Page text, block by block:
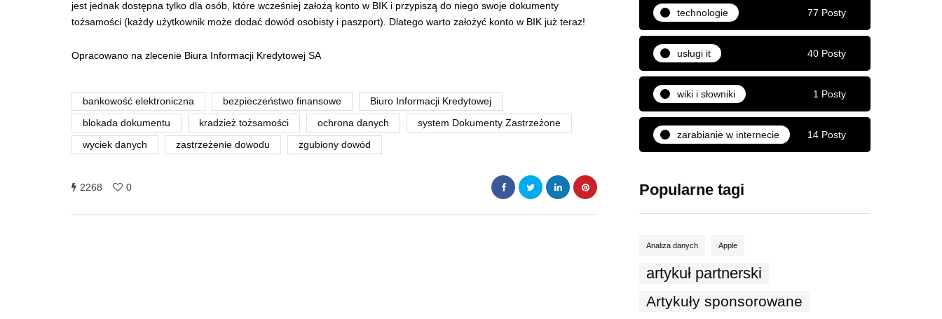
jest jednak dostępna tylko dla osób, które wcześniej założą konto w BIK i przypiszą do niego swoje dokumenty
tożsamości (każdy użytkownik może dodać dowód osobisty i paszport). Dlatego warto założyć konto w BIK już teraz!
Opracowano na zlecenie Biura Informacji Kredytowej SA
bankowość elektroniczna bezpieczeństwo finansowe Biuro Informacji Kredytowej
blokada dokumentu kradzież tożsamości ochrona danych system Dokumenty Zastrzeżone
wyciek danych zastrzeżenie dowodu zgubiony dowód
2268 0
technologie 77 Posty
usługi it 40 Posty
wiki i słowniki 1 Posty
zarabianie w internecie 14 Posty
Popularne tagi
Analiza danych Apple
artykuł partnerski
Artykuły sponsorowane